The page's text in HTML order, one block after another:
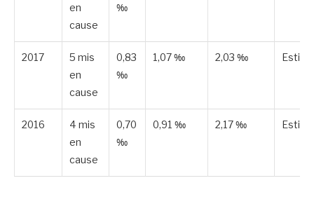
en
cause
‰
2017
5 mis
en
cause
0,83
‰
1,07 ‰ 2,03 ‰
2016
4 mis
en
cause
0,70
‰
0,91 ‰ 2,17 ‰